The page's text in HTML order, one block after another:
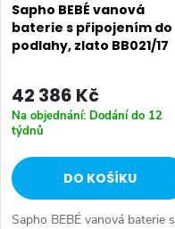
Sapho BEBÉ vanová
baterie s připojením do
podlahy, zlato BB021/17
42 386 Kč
Na objednání: Dodání do 12
týdnů
DO KOŠÍKU
Sapho BEBÉ vanová baterie s